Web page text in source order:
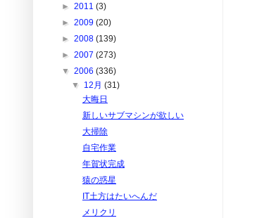
► 2011 (3)
► 2009 (20)
► 2008 (139)
► 2007 (273)
▼ 2006 (336)
▼ 12月(31)
大晦日
新しいサブマシンが欲しい
大掃除
自宅作業
年賀状完成
猿の惑星
IT土方はたいへんだ
メリクリ